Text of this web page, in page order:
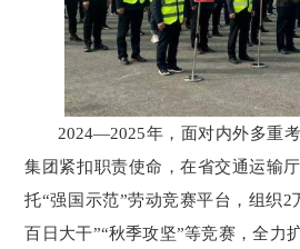
2024—2025年，面对内外多重
集团紧扣职责使命，在省交通运输
托“强国示范”劳动竞赛平台，组织2
百日大干”“秋季攻坚”等竞赛，全力